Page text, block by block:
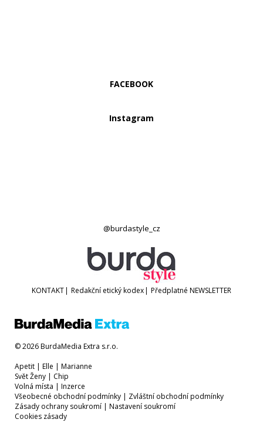
FACEBOOK
Instagram
@burdastyle_cz
KONTAKT| Redakční etický kodex| Předplatné NEWSLETTER
© 2026 BurdaMedia Extra s.r.o.
Apetit | Elle | Marianne
Svět Ženy | Chip
Volná místa | Inzerce
Všeobecné obchodní podmínky | Zvláštní obchodní podmínky
Zásady ochrany soukromí | Nastavení soukromí
Cookies zásady